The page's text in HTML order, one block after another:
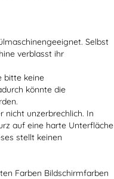
Selbst
verblasst ihr
bitte keine
könnte die
nicht unzerbrechlich. In
auf eine harte Unterfläche
stellt keinen
Farben Bildschirmfarben